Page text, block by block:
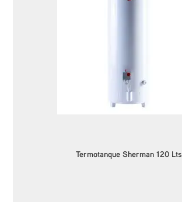
Termotanque Sherman 120 Lts